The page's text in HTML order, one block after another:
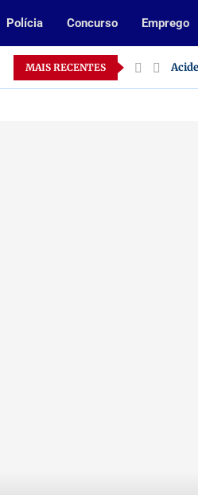
Polícia Concurso Emprego
MAIS RECENTES
no Pará